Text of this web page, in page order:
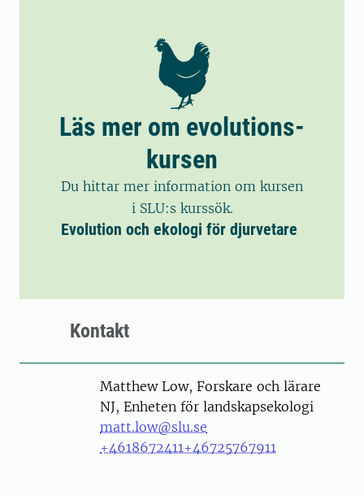
Läs mer om evolutions-
kursen
Du hittar mer information om kursen
i SLU:s kurssök.
Evolution och ekologi för djurvetare
Kontakt
PersonMatthew Low, Forskare och lärare
NJ, Enheten för landskapsekologi
matt.low@slu.se
+4618672411+46725767911